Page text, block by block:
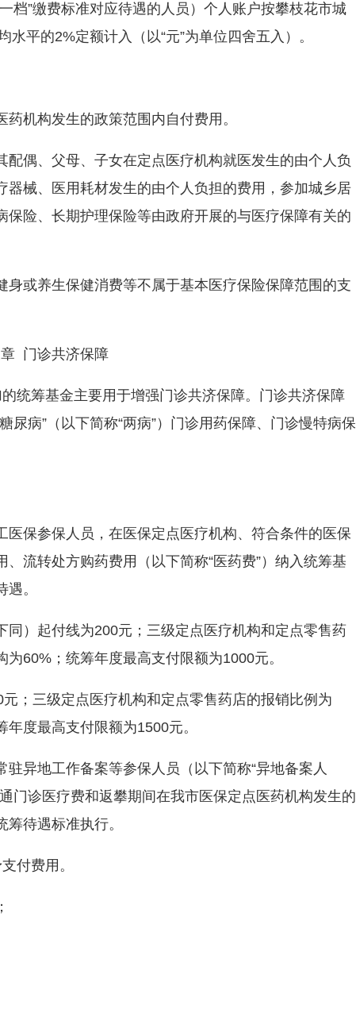
”缴费标准对应待遇的人员）个人账户按攀枝花市城
平的2%定额计入（以“元”为单位四舍五入）。
机构发生的政策范围内自付费用。
偶、父母、子女在定点医疗机构就医发生的由个人负
械、医用耗材发生的由个人负担的费用，参加城乡居
险、长期护理保险等由政府开展的与医疗保障有关的
或养生保健消费等不属于基本医疗保险保障范围的支
门诊共济保障
筹基金主要用于增强门诊共济保障。门诊共济保障
尿病”（以下简称“两病”）门诊用药保障、门诊慢特病保
保参保人员，在医保定点医疗机构、符合条件的医保
流转处方购药费用（以下简称“医药费”）纳入统筹基
。
）起付线为200元；三级定点医疗机构和定点零售药
60%；统筹年度最高支付限额为1000元。
三级定点医疗机构和定点零售药店的报销比例为
度最高支付限额为1500元。
地工作备案等参保人员（以下简称“异地备案人
门诊医疗费和返攀期间在我市医保定点医药机构发生的
待遇标准执行。
付费用。